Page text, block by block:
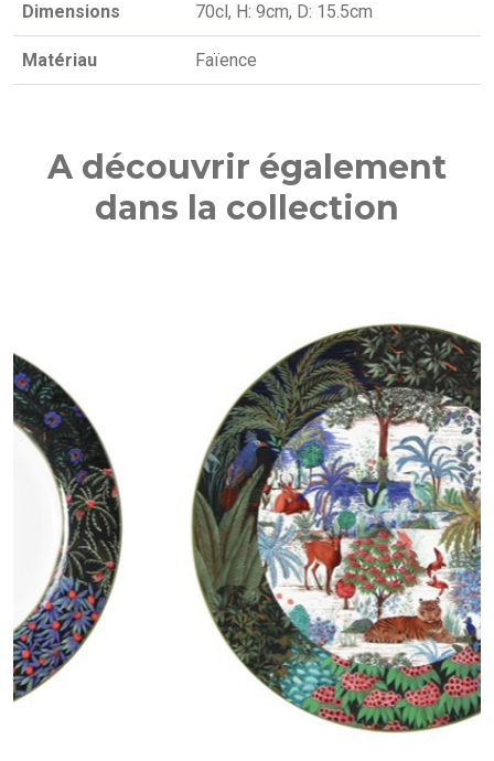
Dimensions 70cl, H: 9cm, D: 15.5cm
Matériau Faïence
A découvrir également
dans la collection